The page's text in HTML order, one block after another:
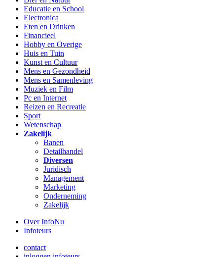
Educatie en School
Electronica
Eten en Drinken
Financieel
Hobby en Overige
Huis en Tuin
Kunst en Cultuur
Mens en Gezondheid
Mens en Samenleving
Muziek en Film
Pc en Internet
Reizen en Recreatie
Sport
Wetenschap
Zakelijk
Banen
Detailhandel
Diversen
Juridisch
Management
Marketing
Onderneming
Zakelijk
Over InfoNu
Infoteurs
contact